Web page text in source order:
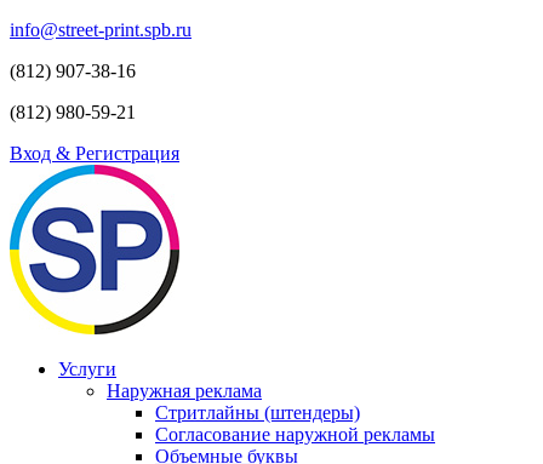
info@street-print.spb.ru
(812) 907-38-16
(812) 980-59-21
Вход & Регистрация
Услуги
Наружная реклама
Стритлайны (штендеры)
Согласование наружной рекламы
Объемные буквы